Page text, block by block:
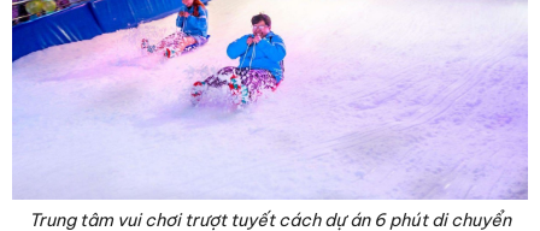
Trung tâm vui chơi trượt tuyết cách dự án 6 phút di chuyển